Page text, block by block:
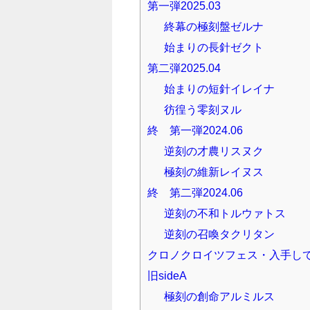
第一弾2025.03
終幕の極刻盤ゼルナ
始まりの長針ゼクト
第二弾2025.04
始まりの短針イレイナ
彷徨う零刻ヌル
終 第一弾2024.06
逆刻の才農リスヌク
極刻の維新レイヌス
終 第二弾2024.06
逆刻の不和トルウァトス
逆刻の召喚タクリタン
クロノクロイツフェス・入手し
旧sideA
極刻の創命アルミルス